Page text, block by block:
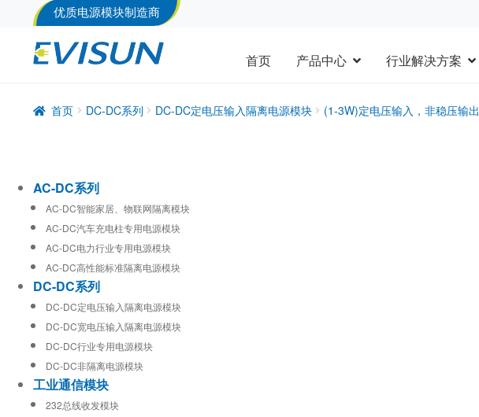
优质电源模块制造商
首页 产品中心 行业解决方案
首页 DC-DC系列 DC-DC定电压输入隔离电源模块 (1-3W)定电压输入，非稳压输出
AC-DC系列
AC-DC智能家居、物联网隔离模块
AC-DC汽车充电柱专用电源模块
AC-DC电力行业专用电源模块
AC-DC高性能标准隔离电源模块
DC-DC系列
DC-DC定电压输入隔离电源模块
DC-DC宽电压输入隔离电源模块
DC-DC行业专用电源模块
DC-DC非隔离电源模块
工业通信模块
232总线收发模块